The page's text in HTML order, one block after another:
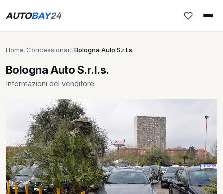
AUTOBAY24
Home/Concessionari/Bologna Auto S.r.l.s.
Bologna Auto S.r.l.s.
Informazioni del venditore